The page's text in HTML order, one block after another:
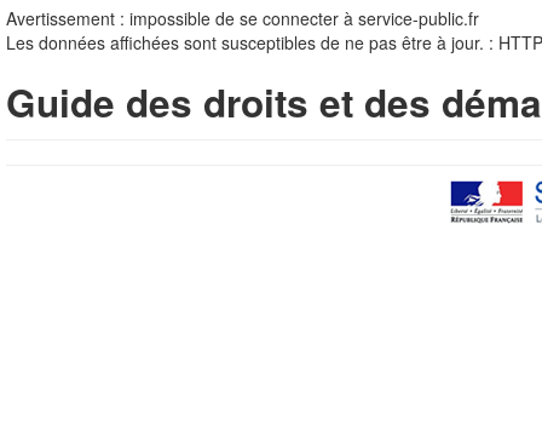
Avertissement : impossible de se connecter à service-public.fr
Les données affichées sont susceptibles de ne pas être à jour. :
Guide des droits et des